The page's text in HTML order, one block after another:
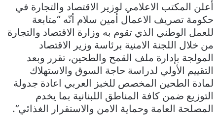
أعلن المكتب الاعلامي لوزير الاقتصاد والتجارة في
حكومة تصريف الاعمال أمين سلام أنّه “متابعة
للعمل الوطني الذي تقوم به وزارة الاقتصاد والتجارة
من خلال اللجنة الامنية برئاسة وزير الاقتصاد
المولجة بإدارة ملف القمح والطحين، تقرر وبعد
التقييم الأولي لدراسة حاجة السوق والاستهلاك
لمادة الطحين المخصص للخبز العربي اعادة جدولة
التوزيع ضمن كافة المناطق اللبنانية بما يخدم
المصلحة العامة وحماية الامن والاستقرار الغذائي”.